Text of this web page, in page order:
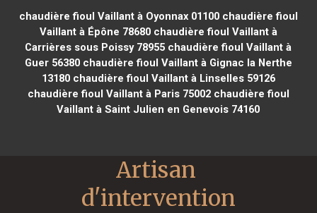
chaudière fioul Vaillant à Oyonnax 01100chaudière fioul
Vaillant à Épône 78680chaudière fioul Vaillant à
Carrières sous Poissy 78955 chaudière fioul Vaillant à
Guer 56380chaudière fioul Vaillant à Gignac la Nerthe
13180chaudière fioul Vaillant à Linselles 59126
chaudière fioul Vaillant à Paris 75002chaudière fioul
Vaillant à Saint Julien en Genevois 74160
Artisan
d'intervention